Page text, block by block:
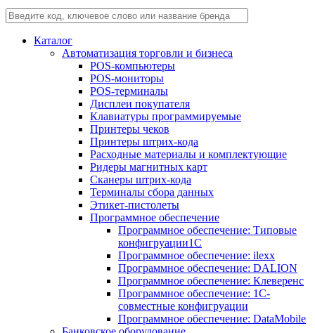
Каталог
Автоматизация торговли и бизнеса
POS-компьютеры
POS-мониторы
POS-терминалы
Дисплеи покупателя
Клавиатуры программируемые
Принтеры чеков
Принтеры штрих-кода
Расходные материалы и комплектующие
Ридеры магнитных карт
Сканеры штрих-кода
Терминалы сбора данных
Этикет-пистолеты
Программное обеспечение
Программное обеспечение: Типовые
конфигруации1С
Программное обеспечение: ilexx
Программное обеспечение: DALION
Программное обеспечение: Клеверенс
Программное обеспечение: 1С-
совместные конфигруации
Программное обеспечение: DataMobile